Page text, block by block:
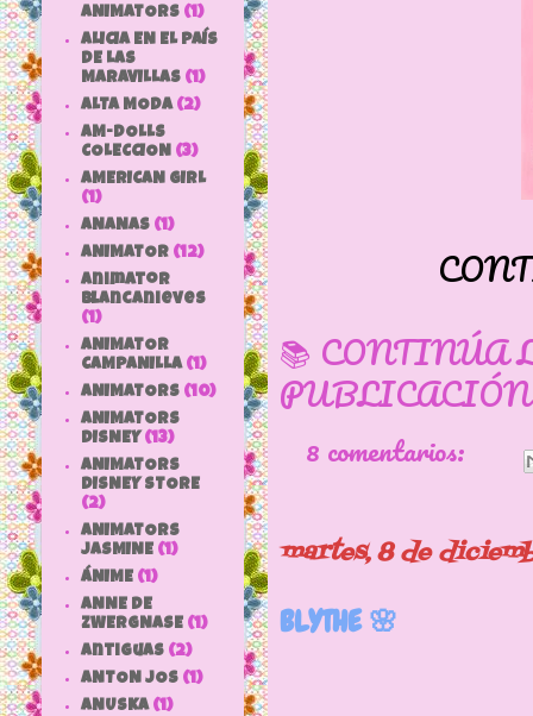
📚 CONTINÚA
8 comentarios:
martes, 8 de
BLYTHE 🌸
ANIMATORS (1)
ALICIA EN EL PAÍS
DE LAS
MARAVILLAS (1)
ALTA MODA (2)
AM-DOLLS
COLECCION (3)
AMERICAN GIRL
(1)
ANANAS (1)
ANIMATOR (12)
animator
blancanieves
(1)
ANIMATOR
CAMPANILLA (1)
ANIMATORS (10)
ANIMATORS
DISNEY (13)
ANIMATORS
DISNEY STORE
(2)
ANIMATORS
JASMINE (1)
ÁNIME (1)
ANNE DE
ZWERGNASE (1)
antiguas (2)
ANTON JOS (1)
ANUSKA (1)